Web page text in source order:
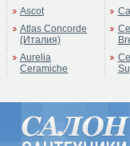
Ascot
Atlas Concorde
(Италия)
Aurelia
Ceramiche